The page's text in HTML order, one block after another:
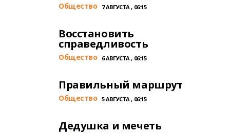
Общество 7 АВГУСТА , 06:15
Восстановить
справедливость
Общество 6 АВГУСТА , 06:15
Правильный маршрут
Общество 5 АВГУСТА , 06:15
Дедушка и мечеть